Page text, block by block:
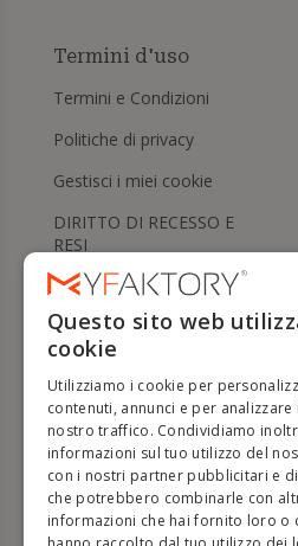
Termini d'uso
Termini e Condizioni
Politiche di privacy
Gestisci i miei cookie
DIRITTO DI RECESSO E
RESI
Aiuto
Metodi di
SUPERIORI A
500 €
Questo sito web
cookie
Utilizziamo i cookie per
contenuti, annunci e per analizzare
nostro traffico. Condividiamo
informazioni sul tuo utilizzo del
con i nostri partner pubblicitari e
che potrebbero combinarle con
informazioni che hai fornito loro o